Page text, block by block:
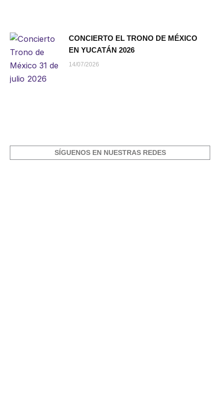
CONCIERTO EL TRONO DE MÉXICO
EN YUCATÁN 2026
14/07/2026
SÍGUENOS EN NUESTRAS REDES